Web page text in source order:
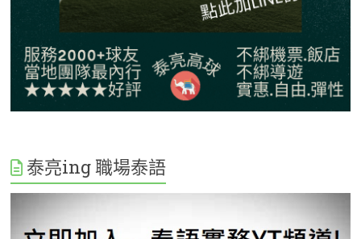
泰亮ing 職場泰語